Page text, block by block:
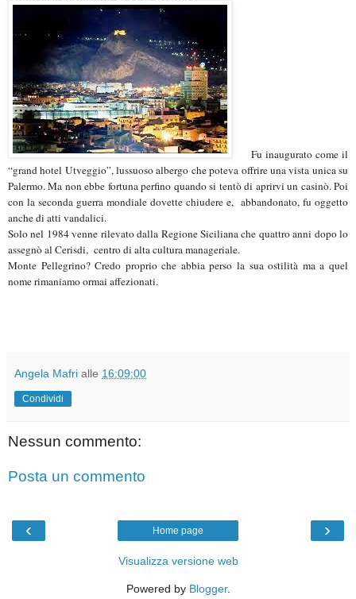
Fu inaugurato come il
“grand hotel Utveggio”, lussuoso albergo che poteva offrire una vista unica su
Palermo. Ma non ebbe fortuna perfino quando si tentò di aprirvi un casinò. Poi
con la seconda guerra mondiale dovette chiudere e, abbandonato, fu oggetto
anche di atti vandalici.
Solo nel 1984 venne rilevato dalla Regione Siciliana che quattro anni dopo lo
assegnò al Cerisdi, centro di alta cultura manageriale.
Monte Pellegrino? Credo proprio che abbia perso la sua ostilità ma a quel
nome rimaniamo ormai affezionati.
Angela Mafri alle 16:09:00
Condividi
Nessun commento:
Posta un commento
‹ ›
Home page
Visualizza versione web
Powered by Blogger.